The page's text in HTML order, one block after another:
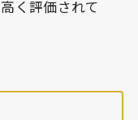
く評価されて